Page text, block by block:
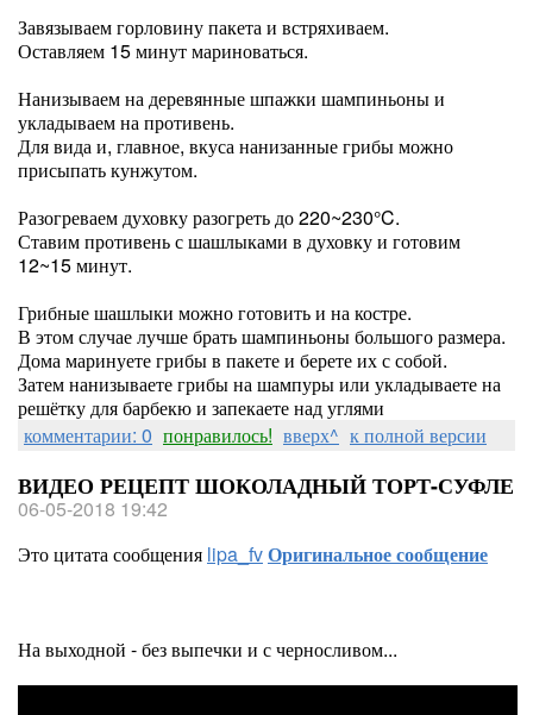
Завязываем горловину пакета и встряхиваем.
Оставляем 15 минут мариноваться.
Нанизываем на деревянные шпажки шампиньоны и
укладываем на противень.
Для вида и, главное, вкуса нанизанные грибы можно
присыпать кунжутом.
Разогреваем духовку разогреть до 220~230°C.
Ставим противень с шашлыками в духовку и готовим
12~15 минут.
Грибные шашлыки можно готовить и на костре.
В этом случае лучше брать шампиньоны большого размера.
Дома маринуете грибы в пакете и берете их с собой.
Затем нанизываете грибы на шампуры или укладываете на
решётку для барбекю и запекаете над углями
комментарии: 0 понравилось! вверх^ к полной версии
ВИДЕО РЕЦЕПТ ШОКОЛАДНЫЙ ТОРТ-СУФЛЕ
06-05-2018 19:42
Это цитата сообщения lipa_fvОригинальное сообщение
На выходной - без выпечки и с черносливом...